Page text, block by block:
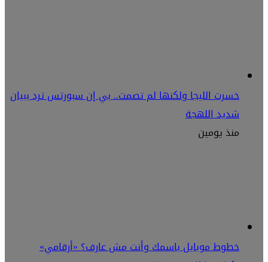
خسرت الليجا ولكنها لم تصمت.. بي إن سبورتس ترد ببيان
شديد اللهجة
منذ يومين
خطوط موبايل باسمك وأنت مش عارف؟ «أرقامي»